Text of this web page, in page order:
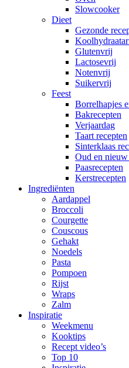
Slowcooker
Dieet
Gezonde
Glutenvrij
Lactosevrij
Notenvrij
Suikervrij
Feest
Borrelhapjes
Bakrecepten
Verjaardag
Taart recepten
Sinterklaas
Oud en nieuw
Paasrecepten
Kerstrecepten
Ingrediënten
Aardappel
Broccoli
Courgette
Couscous
Gehakt
Noedels
Pasta
Pompoen
Rijst
Wraps
Zalm
Inspiratie
Weekmenu
Kooktips
Recept video’s
Top 10